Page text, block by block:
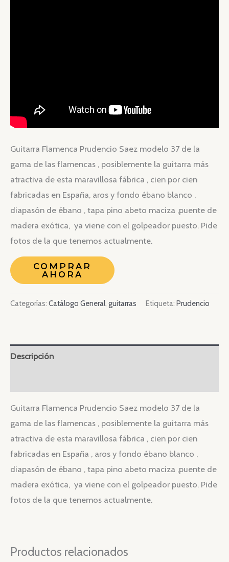
Guitarra Flamenca Prudencio Saez modelo 37 de la
gama de las flamencas , posiblemente la guitarra más
atractiva de esta maravillosa fábrica , cien por cien
fabricadas en España, aros y fondo ébano blanco ,
diapasón de ébano , tapa pino abeto maciza ,puente de
madera exótica, ya viene con el golpeador puesto. Pide
fotos de la que tenemos actualmente.
COMPRAR
AHORA
Categorías: Catálogo General, guitarras Etiqueta: Prudencio
Descripción
Guitarra Flamenca Prudencio Saez modelo 37 de la
gama de las flamencas , posiblemente la guitarra más
atractiva de esta maravillosa fábrica , cien por cien
fabricadas en España , aros y fondo ébano blanco ,
diapasón de ébano , tapa pino abeto maciza ,puente de
madera exótica, ya viene con el golpeador puesto. Pide
fotos de la que tenemos actualmente.
Productos relacionados